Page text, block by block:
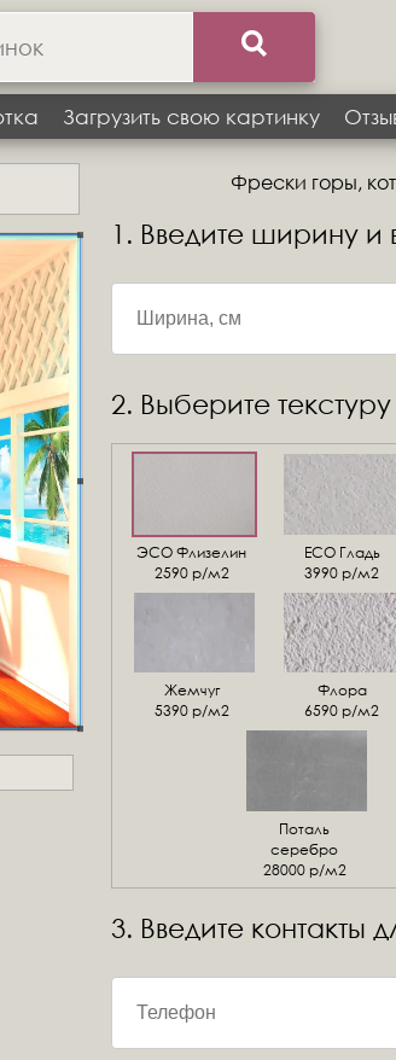
Загрузить свою картинку
Фрески горы,
1. Введите ширину и
2. Выберите
ЭСО Флизелин
2590 р/м2
ЕСО Гладь
3990 р/м2
Жемчуг
5390 р/м2
Флора
6590 р/м2
Поталь
серебро
28000 р/м2
3. Введите контакты